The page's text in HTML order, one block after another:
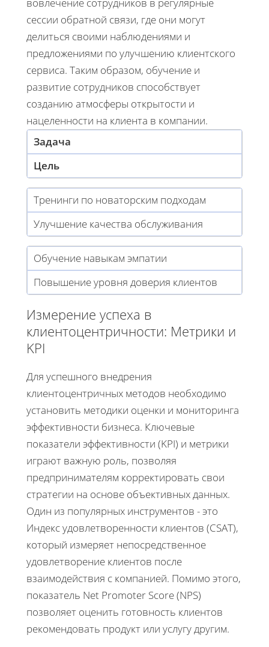
вовлечение сотрудников в регулярные
сессии обратной связи, где они могут
делиться своими наблюдениями и
предложениями по улучшению клиентского
сервиса. Таким образом, обучение и
развитие сотрудников способствует
созданию атмосферы открытости и
нацеленности на клиента в компании.
Задача
Цель
Тренинги по новаторским подходам
Улучшение качества обслуживания
Обучение навыкам эмпатии
Повышение уровня доверия клиентов
Измерение успеха в
клиентоцентричности: Метрики и
KPI
Для успешного внедрения
клиентоцентричных методов необходимо
установить методики оценки и мониторинга
эффективности бизнеса. Ключевые
показатели эффективности (KPI) и метрики
играют важную роль, позволяя
предпринимателям корректировать свои
стратегии на основе объективных данных.
Один из популярных инструментов - это
Индекс удовлетворенности клиентов (CSAT),
который измеряет непосредственное
удовлетворение клиентов после
взаимодействия с компанией. Помимо этого,
показатель Net Promoter Score (NPS)
позволяет оценить готовность клиентов
рекомендовать продукт или услугу другим.